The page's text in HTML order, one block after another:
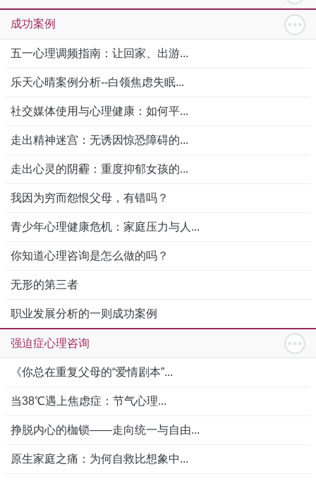
成功案例
五一心理调频指南：让回家、出游...
乐天心晴案例分析--白领焦虑失眠...
社交媒体使用与心理健康：如何平...
走出精神迷宫：无诱因惊恐障碍的...
走出心灵的阴霾：重度抑郁女孩的...
我因为穷而怨恨父母，有错吗？
青少年心理健康危机：家庭压力与人...
你知道心理咨询是怎么做的吗？
无形的第三者
职业发展分析的一则成功案例
强迫症心理咨询
《你总在重复父母的“爱情剧本”...
当38℃遇上焦虑症：节气心理...
挣脱内心的枷锁——走向统一与自由...
原生家庭之痛：为何自救比想象中...